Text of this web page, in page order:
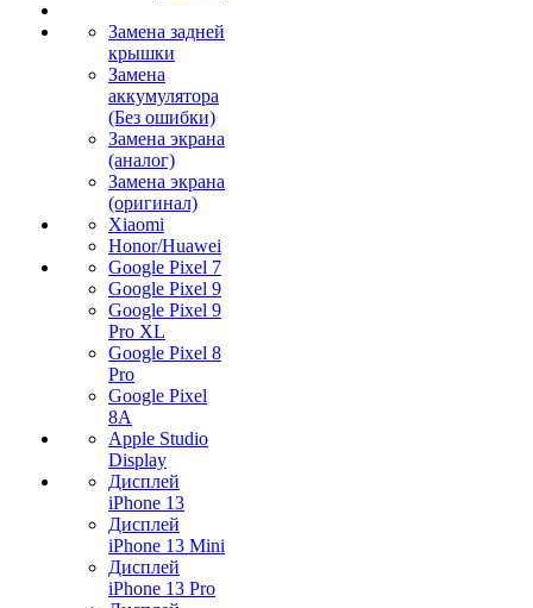
Замена задней
крышки
Замена
аккумулятора
(Без ошибки)
Замена экрана
(аналог)
Замена экрана
(оригинал)
Xiaomi
Honor/Huawei
Google Pixel 7
Google Pixel 9
Google Pixel 9
Pro XL
Google Pixel 8
Pro
Google Pixel
8A
Apple Studio
Display
Дисплей
iPhone 13
Дисплей
iPhone 13 Mini
Дисплей
iPhone 13 Pro